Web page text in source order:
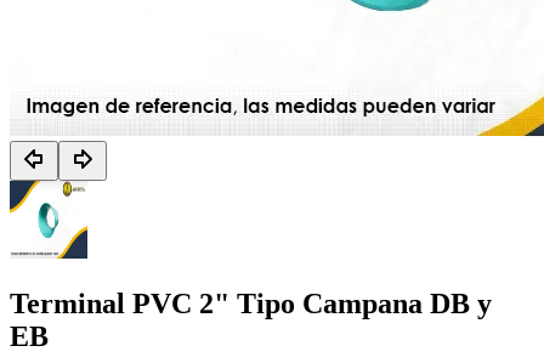
Terminal PVC 2" Tipo Campana DB y
EB